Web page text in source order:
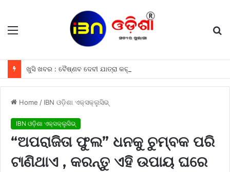
Menu
Home / IBN ଓଡ଼ିଶା ଏକ୍ସକ୍ଲୁସିଭ୍
IBN ଓଡ଼ିଶା ଏକ୍ସକ୍ଲୁସିଭ୍
“ଅପରାଜିତା ଫୁଲ” ଧନକୁ ଚୁମ୍ବକ ପରି
ଟାଣିଥାଏ , କରନ୍ତୁ ଏହି ଉପାୟ ଘରେ